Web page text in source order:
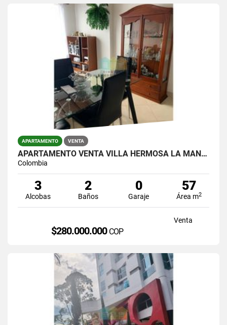
APARTAMENTO VENTA
APARTAMENTO VENTA VILLA HERMOSA LA MANSION
Colombia
3
Alcobas
2
Baños
0
Garaje
57
Área m2
Venta
$280.000.000 COP